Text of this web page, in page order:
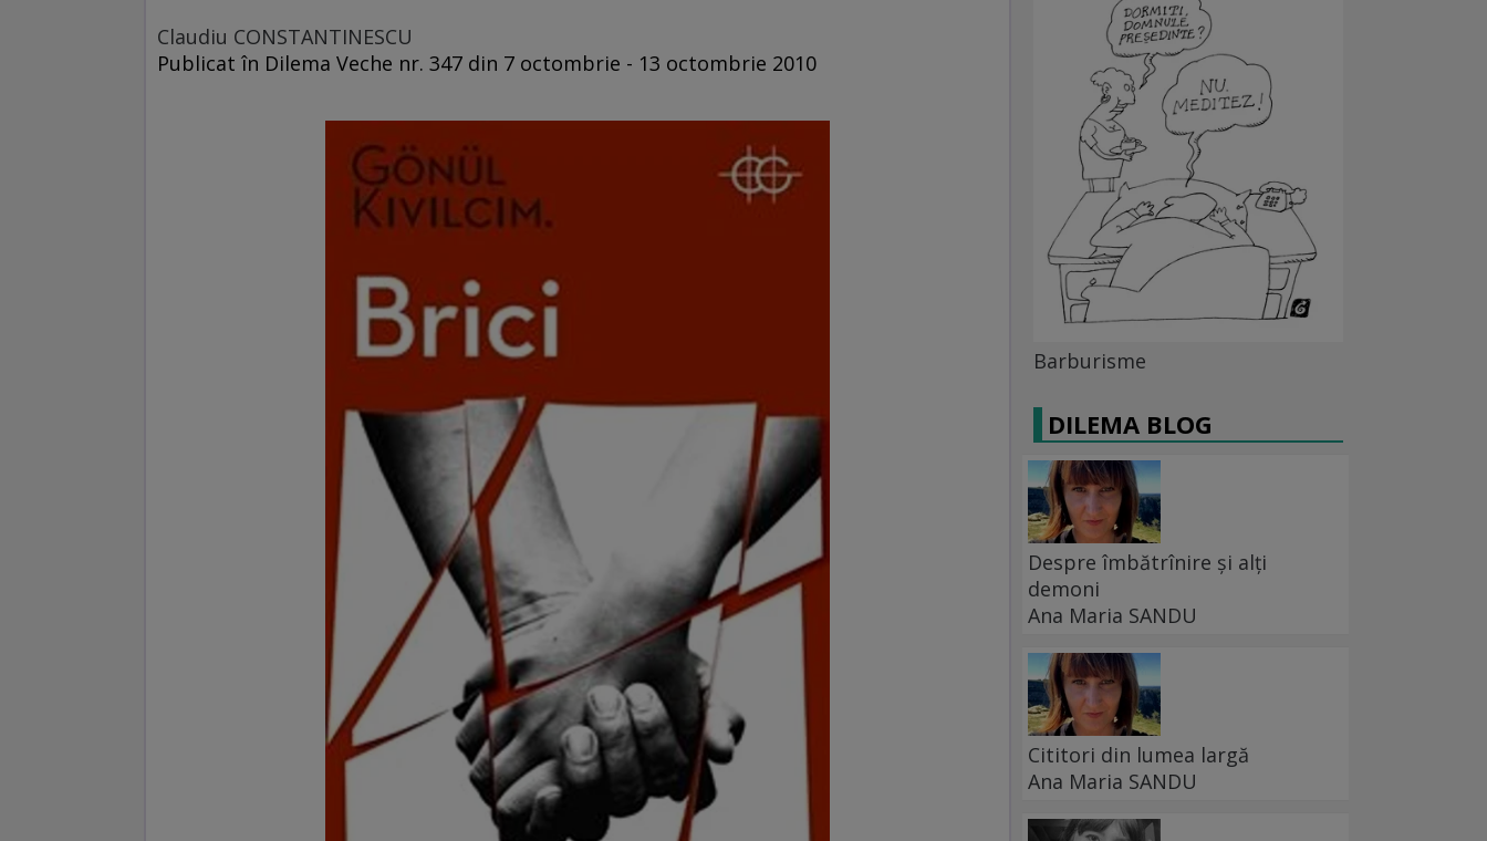
Claudiu CONSTANTINESCU
Publicat în Dilema Veche nr. 347 din 7 octombrie - 13 octombrie 2010
Barburisme
DILEMA BLOG
Despre îmbătrînire și alți
demoni
Ana Maria SANDU
Cititori din lumea largă
Ana Maria SANDU